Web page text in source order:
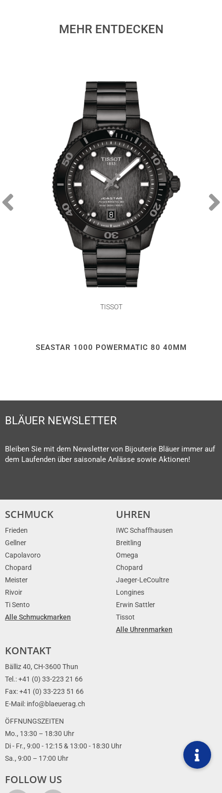
MEHR ENTDECKEN
TISSOT
SEASTAR 1000 POWERMATIC 80 40MM
BLÄUER NEWSLETTER
Bleiben Sie mit dem Newsletter von Bijouterie Bläuer immer auf
dem Laufenden über saisonale Anlässe sowie Aktionen!
SCHMUCK
Frieden
Gellner
Capolavoro
Chopard
Meister
Rivoir
Ti Sento
Alle Schmuckmarken
UHREN
IWC Schaffhausen
Breitling
Omega
Chopard
Jaeger-LeCoultre
Longines
Erwin Sattler
Tissot
Alle Uhrenmarken
KONTAKT
Bälliz 40, CH-3600 Thun
Tel.: +41 (0) 33-223 21 66
Fax: +41 (0) 33-223 51 66
E-Mail: info@blaeuerag.ch
ÖFFNUNGSZEITEN
Mo., 13:30 – 18:30 Uhr
Di - Fr., 9:00 - 12:15 & 13:00 - 18:30 Uhr
Sa., 9:00 – 17:00 Uhr
FOLLOW US